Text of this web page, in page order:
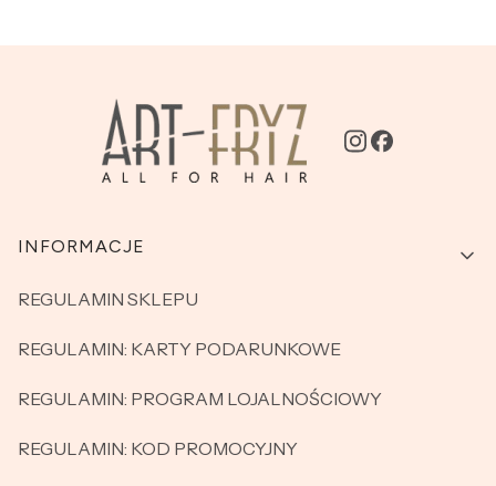
Linki w stopce
INFORMACJE
REGULAMIN SKLEPU
REGULAMIN: KARTY PODARUNKOWE
REGULAMIN: PROGRAM LOJALNOŚCIOWY
REGULAMIN: KOD PROMOCYJNY